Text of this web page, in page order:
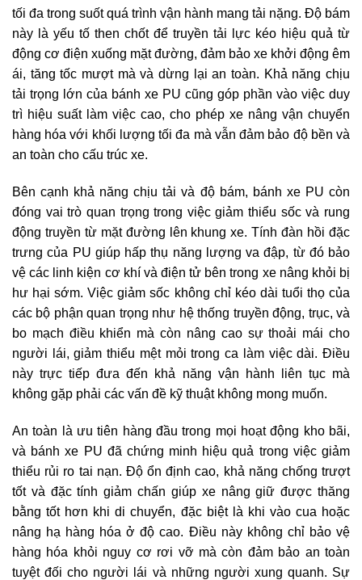
tối đa trong suốt quá trình vận hành mang tải nặng. Độ bám
này là yếu tố then chốt để truyền tải lực kéo hiệu quả từ
động cơ điện xuống mặt đường, đảm bảo xe khởi động êm
ái, tăng tốc mượt mà và dừng lại an toàn. Khả năng chịu
tải trọng lớn của bánh xe PU cũng góp phần vào việc duy
trì hiệu suất làm việc cao, cho phép xe nâng vận chuyển
hàng hóa với khối lượng tối đa mà vẫn đảm bảo độ bền và
an toàn cho cấu trúc xe.
Bên cạnh khả năng chịu tải và độ bám, bánh xe PU còn
đóng vai trò quan trọng trong việc giảm thiểu sốc và rung
động truyền từ mặt đường lên khung xe. Tính đàn hồi đặc
trưng của PU giúp hấp thụ năng lượng va đập, từ đó bảo
vệ các linh kiện cơ khí và điện tử bên trong xe nâng khỏi bị
hư hại sớm. Việc giảm sốc không chỉ kéo dài tuổi thọ của
các bộ phận quan trọng như hệ thống truyền động, trục, và
bo mạch điều khiển mà còn nâng cao sự thoải mái cho
người lái, giảm thiểu mệt mỏi trong ca làm việc dài. Điều
này trực tiếp đưa đến khả năng vận hành liên tục mà
không gặp phải các vấn đề kỹ thuật không mong muốn.
An toàn là ưu tiên hàng đầu trong mọi hoạt động kho bãi,
và bánh xe PU đã chứng minh hiệu quả trong việc giảm
thiểu rủi ro tai nạn. Độ ổn định cao, khả năng chống trượt
tốt và đặc tính giảm chấn giúp xe nâng giữ được thăng
bằng tốt hơn khi di chuyển, đặc biệt là khi vào cua hoặc
nâng hạ hàng hóa ở độ cao. Điều này không chỉ bảo vệ
hàng hóa khỏi nguy cơ rơi vỡ mà còn đảm bảo an toàn
tuyệt đối cho người lái và những người xung quanh. Sự